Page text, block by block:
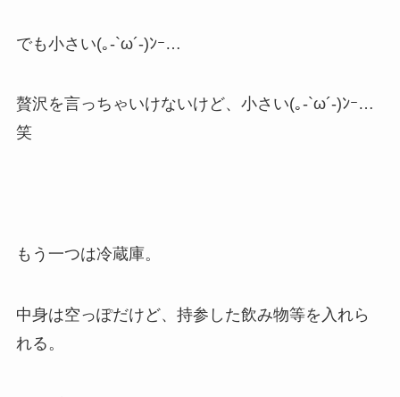
でも小さい(｡-`ω´-)ﾝｰ…
贅沢を言っちゃいけないけど、小さい(｡-`ω´-)ﾝｰ…
笑
もう一つは冷蔵庫。
中身は空っぽだけど、持参した飲み物等を入れら
れる。